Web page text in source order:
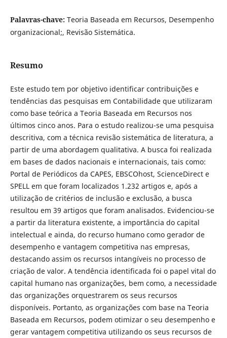
Palavras-chave: Teoria Baseada em Recursos, Desempenho
organizacional;, Revisão Sistemática.
Resumo
Este estudo tem por objetivo identificar contribuições e
tendências das pesquisas em Contabilidade que utilizaram
como base teórica a Teoria Baseada em Recursos nos
últimos cinco anos. Para o estudo realizou-se uma pesquisa
descritiva, com a técnica revisão sistemática de literatura, a
partir de uma abordagem qualitativa. A busca foi realizada
em bases de dados nacionais e internacionais, tais como:
Portal de Periódicos da CAPES, EBSCOhost, ScienceDirect e
SPELL em que foram localizados 1.232 artigos e, após a
utilização de critérios de inclusão e exclusão, a busca
resultou em 39 artigos que foram analisados. Evidenciou-se
a partir da literatura existente, a importância do capital
intelectual e ainda, do recurso humano como gerador de
desempenho e vantagem competitiva nas empresas,
destacando assim os recursos intangíveis no processo de
criação de valor. A tendência identificada foi o papel vital do
capital humano nas organizações, bem como, a necessidade
das organizações orquestrarem os seus recursos
disponíveis. Portanto, as organizações com base na Teoria
Baseada em Recursos, podem otimizar o seu desempenho e
gerar vantagem competitiva utilizando os seus recursos de